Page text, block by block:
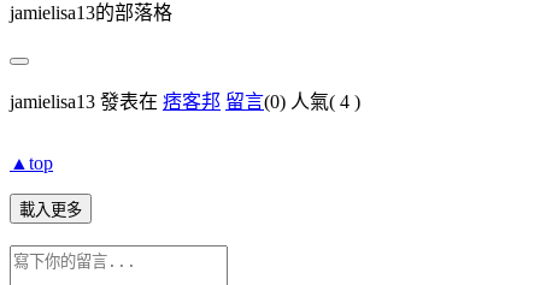
jamielisa13的部落格
jamielisa13 發表在 痞客邦 留言(0) 人氣( 4 )
▲top
載入更多